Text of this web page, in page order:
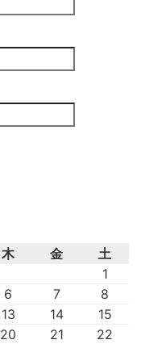
木 金
土
1
6 7
8
13 14
15
20 21
22